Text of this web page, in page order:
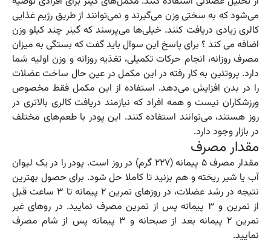
می‌شود که به سختی وزن می‌گیرند و نمی‌توانند از طریق رژیم غذایی
کالری زیادی دریافت کنند. خیلی‌ها می‌پرسند که گینر چند کیلو وزن
اضافه می کند ؟ برای پاسخ این سوال باید گفت که بستگی به میزان
مصرف روزانه، انجام حرکات تکمیلی، تغذیه روزانه و وزن اولیه شما
دارد. پروتئین به کار رفته در این مکمل در عین حال ساخت عضلات
را در بدن افزایش می‌دهد. استفاده از این مکمل فقط مخصوص
ورزشکاران نیست و همه افراد که نیازمند دریافت کالری بالاتری در
روز هستند، می‌توانند استفاده کنند. این پودر با طعم‌های مختلف
در بازار وجود دارد.
مقدار مصرف
مقدار مصرف ۵ پیمانه (۲۲۷ گرم) در روز است. پودر را در یک لیوان
آب یا شیر ریخته و هم بزنید تا کاملا حل شود. برای حصول بهترین
نتیجه در رشد عضلات، در روزهای تمرین ۲ پیمانه تا ۳ ساعت قبل
از تمرین و ۳ پیمانه پس از تمرین مصرف نمایید. در روهای غیر
تمرین ۲ پیمانه بعد از صبحانه و ۳ پیمانه پس از شام مصرف
نمایید.